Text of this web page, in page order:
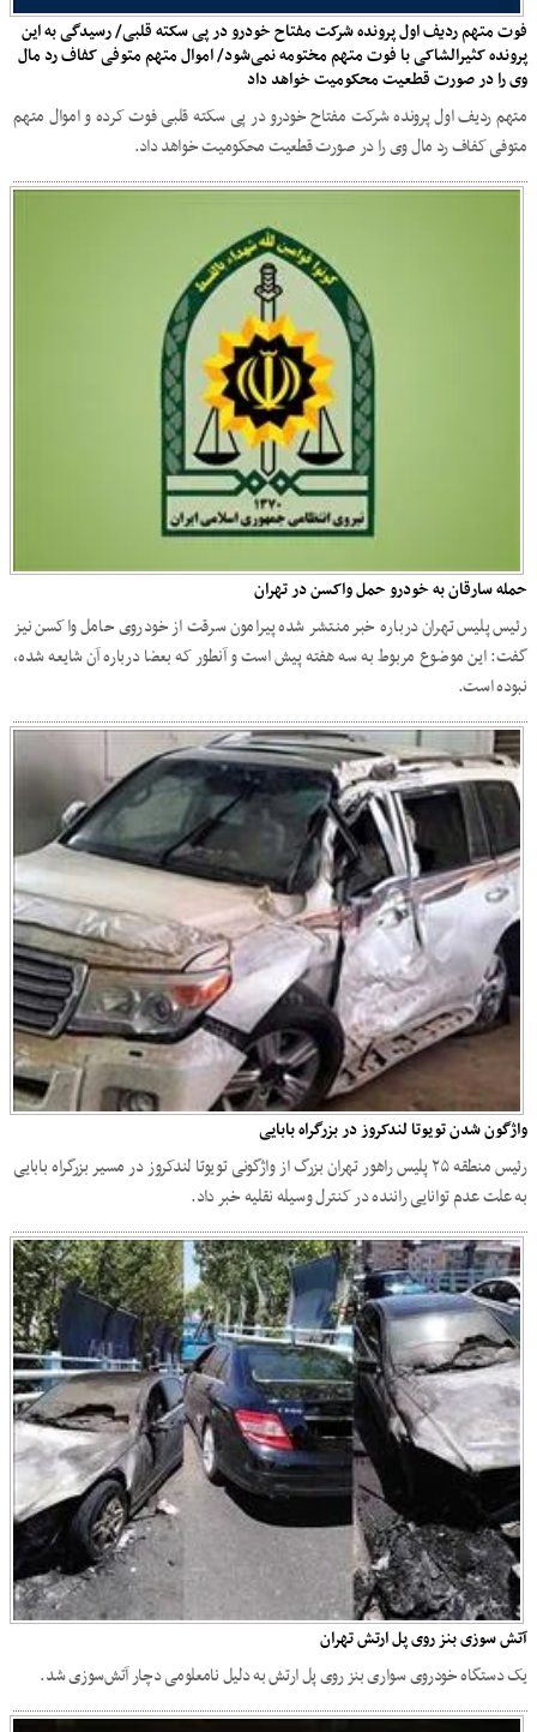
فوت متهم ردیف اول پرونده شرکت مفتاح خودرو در پی سکته قلبی/ رسیدگی به این
پرونده کثیرالشاکی با فوت متهم مختومه نمی‌شود/ اموال متهم متوفی کفاف رد مال
وی را در صورت قطعیت محکومیت خواهد داد
متهم ردیف اول پرونده شرکت مفتاح خودرو در پی سکته قلبی فوت کرده و اموال متهم
متوفی کفاف رد مال وی را در صورت قطعیت محکومیت خواهد داد.
حمله سارقان به خودرو حمل واکسن در تهران
رئیس پلیس تهران درباره خبر منتشر شده پیرامون سرقت از خودروی حامل واکسن نیز
گفت: این موضوع مربوط به سه هفته پیش است و آنطور که بعضا درباره آن شایعه شده،
نبوده است.
واژگون شدن تویوتا لندکروز در بزرگراه بابایی
رئیس منطقه ۲۵ پلیس راهور تهران بزرگ از واژگونی تویوتا لندکروز در مسیر بزرگراه بابایی
به علت عدم توانایی راننده در کنترل وسیله نقلیه خبر داد.
آتش‌ سوزی بنز روی پل ارتش تهران
یک دستگاه خودروی سواری بنز روی پل ارتش به دلیل نامعلومی دچار آتش‌سوزی شد.